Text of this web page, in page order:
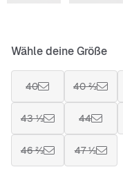
Wähle deine Größe
40 40 ⅔
43 ⅓ 44
46 ⅔ 47 ⅓